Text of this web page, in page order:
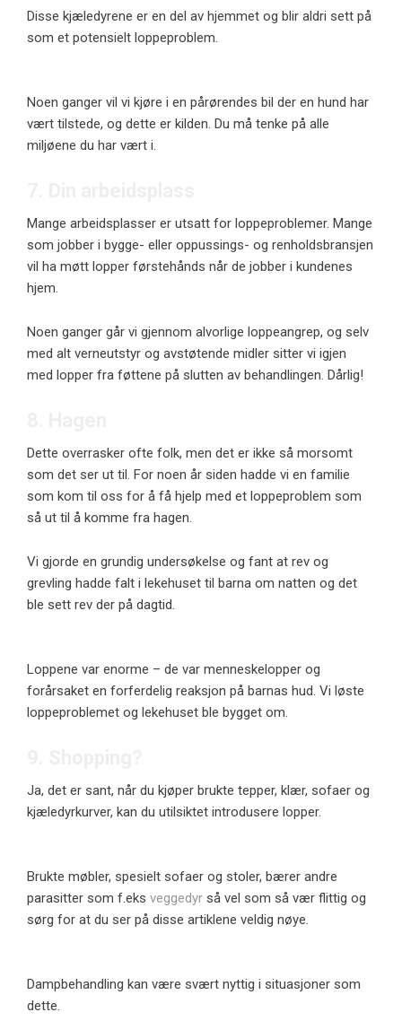
Disse kjæledyrene er en del av hjemmet og blir aldri sett på
som et potensielt loppeproblem.
Noen ganger vil vi kjøre i en pårørendes bil der en hund har
vært tilstede, og dette er kilden. Du må tenke på alle
miljøene du har vært i.
Mange arbeidsplasser er utsatt for loppeproblemer. Mange
som jobber i bygge- eller oppussings- og renholdsbransjen
vil ha møtt lopper førstehånds når de jobber i kundenes
hjem.
Noen ganger går vi gjennom alvorlige loppeangrep, og selv
med alt verneutstyr og avstøtende midler sitter vi igjen
med lopper fra føttene på slutten av behandlingen. Dårlig!
Dette overrasker ofte folk, men det er ikke så morsomt
som det ser ut til. For noen år siden hadde vi en familie
som kom til oss for å få hjelp med et loppeproblem som
så ut til å komme fra hagen.
Vi gjorde en grundig undersøkelse og fant at rev og
grevling hadde falt i lekehuset til barna om natten og det
ble sett rev der på dagtid.
Loppene var enorme – de var menneskelopper og
forårsaket en forferdelig reaksjon på barnas hud. Vi løste
loppeproblemet og lekehuset ble bygget om.
Ja, det er sant, når du kjøper brukte tepper, klær, sofaer og
kjæledyrkurver, kan du utilsiktet introdusere lopper.
Brukte møbler, spesielt sofaer og stoler, bærer andre
parasitter som f.eks veggedyr så vel som så vær flittig og
sørg for at du ser på disse artiklene veldig nøye.
Dampbehandling kan være svært nyttig i situasjoner som
dette.